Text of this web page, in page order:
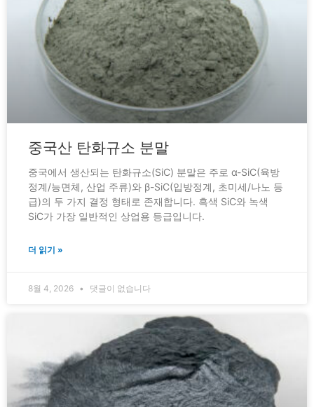
중국산 탄화규소 분말
중국에서 생산되는 탄화규소(SiC) 분말은 주로 α-SiC(육방
정계/능면체, 산업 주류)와 β-SiC(입방정계, 초미세/나노 등
급)의 두 가지 결정 형태로 존재합니다. 흑색 SiC와 녹색
SiC가 가장 일반적인 상업용 등급입니다.
더 읽기 »
8월 4, 2026 댓글이 없습니다